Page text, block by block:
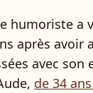
humoriste a
après avoir
avec son
de 34